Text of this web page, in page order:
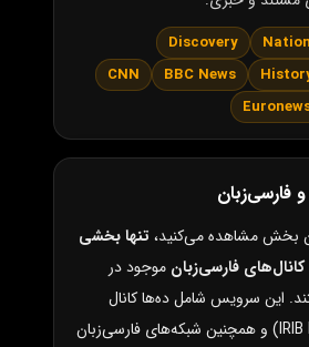
Discovery
BBC News
CNN
فارسی‌زبان
بخش مشاهده می‌کنید، تنها بخشی
فارسی‌زبان موجود در
این سرویس شامل ده‌ها کانال
فارسی داخلی (IRIB Full) و همچنین شبکه‌های فارسی‌زبان